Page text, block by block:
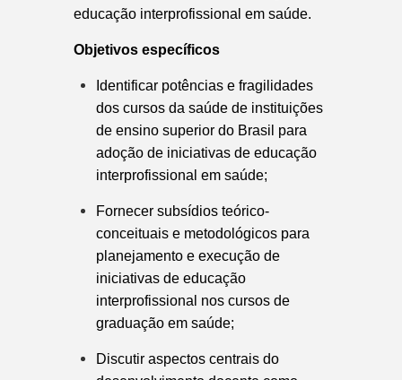
educação interprofissional em saúde.
Objetivos específicos
Identificar potências e fragilidades
dos cursos da saúde de instituições
de ensino superior do Brasil para
adoção de iniciativas de educação
interprofissional em saúde;
Fornecer subsídios teórico-
conceituais e metodológicos para
planejamento e execução de
iniciativas de educação
interprofissional nos cursos de
graduação em saúde;
Discutir aspectos centrais do